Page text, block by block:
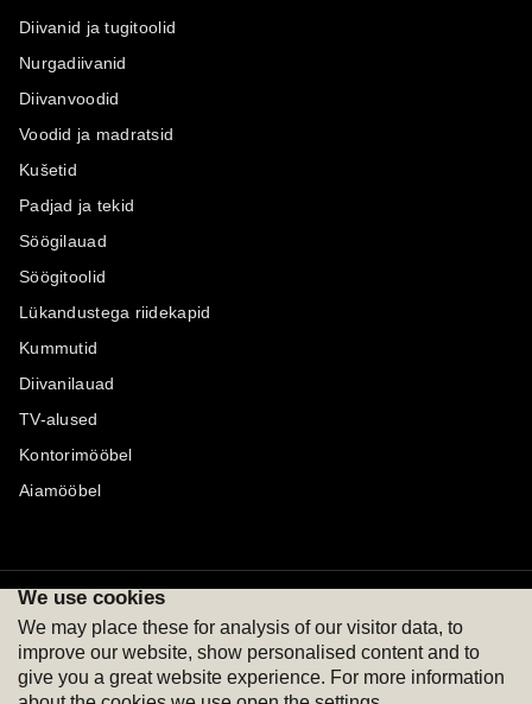
Diivanid ja tugitoolid
Nurgadiivanid
Diivanvoodid
Voodid ja madratsid
Kušetid
Padjad ja tekid
Söögilauad
Söögitoolid
Lükandustega riidekapid
Kummutid
Diivanilauad
TV-alused
Kontorimööbel
Aiamööbel
We use cookies
We may place these for analysis of our visitor data, to
improve our website, show personalised content and to
give you a great website experience. For more information